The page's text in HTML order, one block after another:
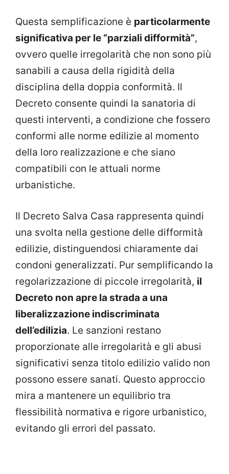
Questa semplificazione è particolarmente
significativa per le “parziali difformità”,
ovvero quelle irregolarità che non sono più
sanabili a causa della rigidità della
disciplina della doppia conformità. Il
Decreto consente quindi la sanatoria di
questi interventi, a condizione che fossero
conformi alle norme edilizie al momento
della loro realizzazione e che siano
compatibili con le attuali norme
urbanistiche.
Il Decreto Salva Casa rappresenta quindi
una svolta nella gestione delle difformità
edilizie, distinguendosi chiaramente dai
condoni generalizzati. Pur semplificando la
regolarizzazione di piccole irregolarità, il
Decreto non apre la strada a una
liberalizzazione indiscriminata
dell’edilizia. Le sanzioni restano
proporzionate alle irregolarità e gli abusi
significativi senza titolo edilizio valido non
possono essere sanati. Questo approccio
mira a mantenere un equilibrio tra
flessibilità normativa e rigore urbanistico,
evitando gli errori del passato.